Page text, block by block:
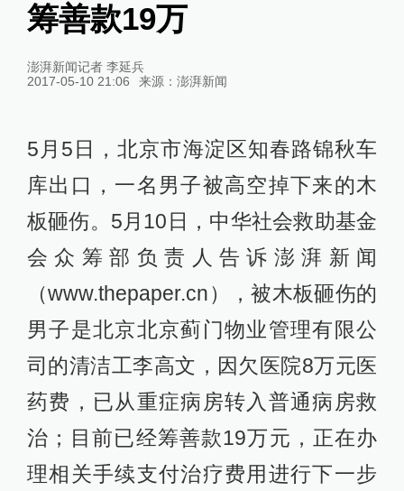
筹善款19万
澎湃新闻记者 李延兵
2017-05-10 21:06
来源： 澎湃新闻
5月5日，北京市海淀区知春路锦秋车
库出口，一名男子被高空掉下来的木
板砸伤。5月10日，中华社会救助基金
会众筹部负责人告诉澎湃新闻
（www.thepaper.cn），被木板砸伤的
男子是北京北京蓟门物业管理有限公
司的清洁工李高文，因欠医院8万元医
药费，已从重症病房转入普通病房救
治；目前已经筹善款19万元，正在办
理相关手续支付治疗费用进行下一步